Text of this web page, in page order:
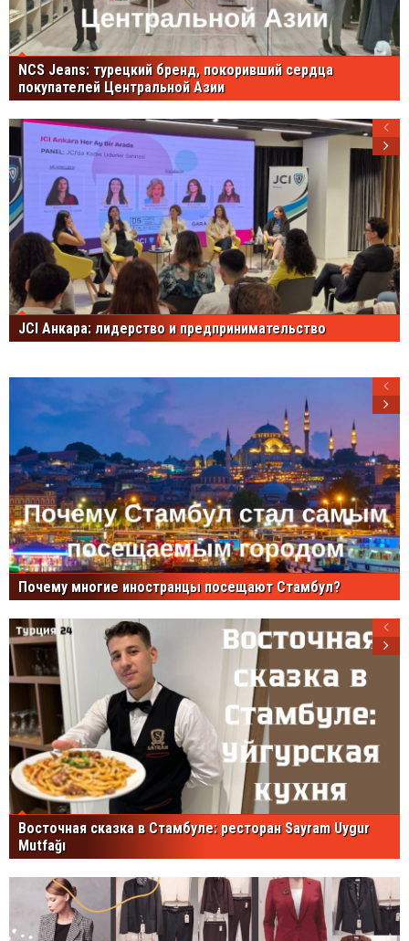
NCS Jeans: турецкий бренд, покоривший сердца
покупателей Центральной Азии
JCI Анкара: лидерство и предпринимательство
Почему многие иностранцы посещают Стамбул?
Восточная сказка в Стамбуле: ресторан Sayram Uygur
Mutfağı